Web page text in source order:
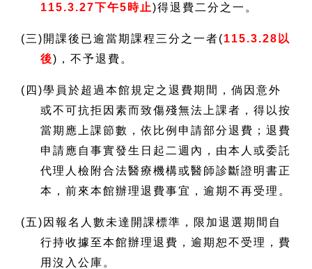
115.3.27下午5時止)得退費二分之一。
(三)開課後已逾當期課程三分之一者(115.3.28 以
後) ，不予退費。
( 四)學員於超過本館規定之退費期間，倘因意外
或不可抗拒因素而致傷殘無法上課者，得以按
當期應上課節數，依比例申請部分退費；退費
申請應自事實發生日起二週內，由本人或委託
代理人檢附合法醫療機構或醫師診斷證明書正
本，前來本館辦理退費事宜，逾期不再受理。
(五)因報名人數未達開課標準，限加退選期間自
行持收據至本館辦理退費，逾期恕不受理，費
用沒入公庫。